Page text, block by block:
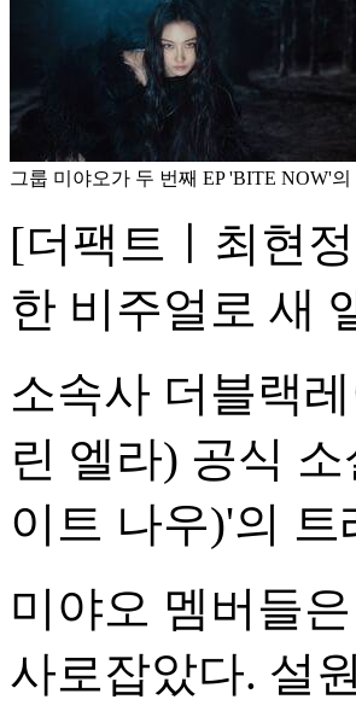
그룹 미야오가 두 번째 EP 'BITE NOW'
[더팩트ㅣ최현
한 비주얼로 새
소속사 더블랙
린 엘라) 공식
이트 나우)'의
미야오 멤버들
사로잡았다. 설